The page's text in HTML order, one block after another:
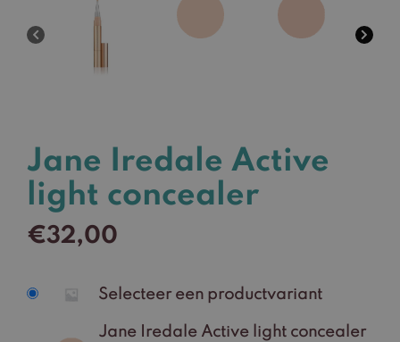
Jane Iredale Active
light concealer
€32,00
Selecteer een productvariant
Jane Iredale Active light concealer